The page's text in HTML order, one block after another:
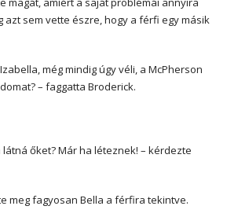
azt sem vette észre, hogy a férfi egy másik
még mindig úgy véli, a McPherson
– faggatta Broderick.
látná őket? Már ha léteznek! – kérdezte
meg fagyosan Bella a férfira tekintve.